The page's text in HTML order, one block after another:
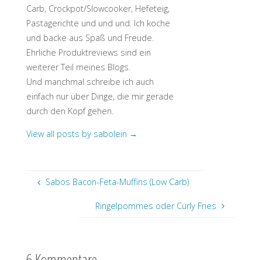
Carb, Crockpot/Slowcooker, Hefeteig,
Pastagerichte und und und. Ich koche
und backe aus Spaß und Freude.
Ehrliche Produktreviews sind ein
weiterer Teil meines Blogs.
Und manchmal schreibe ich auch
einfach nur über Dinge, die mir gerade
durch den Kopf gehen.
View all posts by sabolein →
Sabos Bacon-Feta-Muffins (Low Carb)
Ringelpommes oder Curly Fries